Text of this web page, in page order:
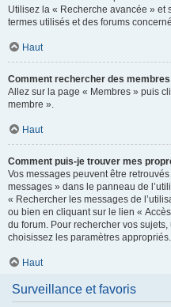
Utilisez la « Recherche avancée » et
termes utilisés et des forums
Haut
Comment rechercher des
Allez sur la page « Membres » puis
membre ».
Haut
Comment puis-je trouver mes
Vos messages peuvent être
messages » dans le panneau de
« Rechercher les messages de
ou bien en cliquant sur le lien «
du forum. Pour rechercher vos
choisissez les paramètres appropriés.
Haut
Surveillance et favoris